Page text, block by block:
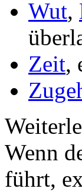
Wut,
Zeit,
Wenn
führt,